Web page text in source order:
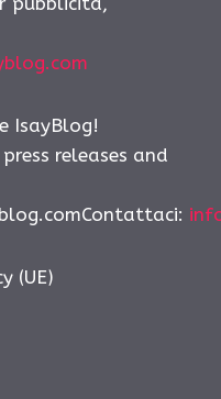
IsayBlog!
releases and
:
(UE)